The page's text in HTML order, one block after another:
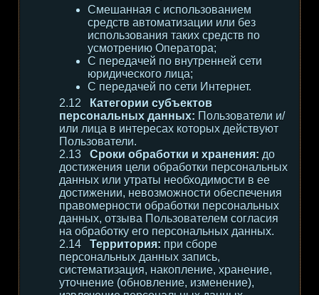
Смешанная с использованием
средств автоматизации или без
использования таких средств по
усмотрению Оператора;
С передачей по внутренней сети
юридического лица;
С передачей по сети Интернет.
Категории субъектов
персональных данных: Пользователи и/
или лица в интересах которых действуют
Пользователи.
Сроки обработки и хранения: до
достижения цели обработки персональных
данных или утраты необходимости в ее
достижении, невозможности обеспечения
правомерности обработки персональных
данных, отзыва Пользователем согласия
на обработку его персональных данных.
Территория: при сборе
персональных данных запись,
систематизация, накопление, хранение,
уточнение (обновление, изменение),